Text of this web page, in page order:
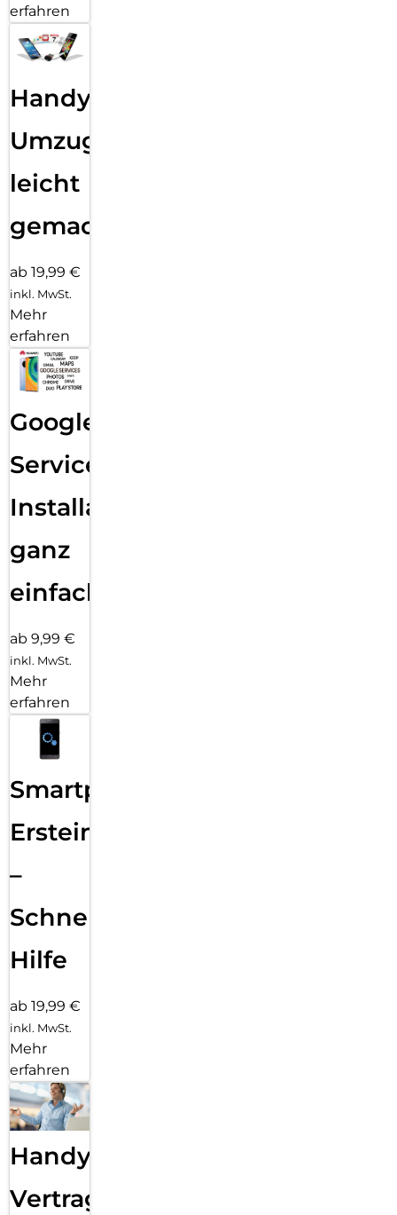
erfahren
Handy
Umzug
leicht
gemacht!
ab 19,99 €
inkl. MwSt.
Mehr
erfahren
Google
Services
Installation
ganz
einfach
ab 9,99 €
inkl. MwSt.
Mehr
erfahren
Smartphone
Ersteinrichtung
–
Schnelle
Hilfe
ab 19,99 €
inkl. MwSt.
Mehr
erfahren
Handy
Vertragsabwicklung